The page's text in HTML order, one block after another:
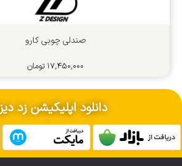
صندلی چوبی کارو
۱۷,۴۵۰,۰۰۰ تومان
دانلود اپلیکیشن زد